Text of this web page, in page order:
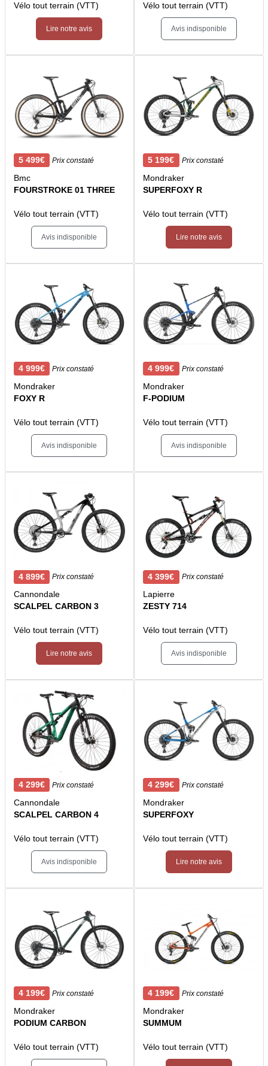
Vélo tout terrain (VTT)
Lire notre avis
Vélo tout terrain (VTT)
Avis indisponible
5 499€ Prix constaté
Bmc
FOURSTROKE 01 THREE
Vélo tout terrain (VTT)
Avis indisponible
5 199€ Prix constaté
Mondraker
SUPERFOXY R
Vélo tout terrain (VTT)
Lire notre avis
4 999€ Prix constaté
Mondraker
FOXY R
Vélo tout terrain (VTT)
Avis indisponible
4 999€ Prix constaté
Mondraker
F-PODIUM
Vélo tout terrain (VTT)
Avis indisponible
4 899€ Prix constaté
Cannondale
SCALPEL CARBON 3
Vélo tout terrain (VTT)
Lire notre avis
4 399€ Prix constaté
Lapierre
ZESTY 714
Vélo tout terrain (VTT)
Avis indisponible
4 299€ Prix constaté
Cannondale
SCALPEL CARBON 4
Vélo tout terrain (VTT)
Avis indisponible
4 299€ Prix constaté
Mondraker
SUPERFOXY
Vélo tout terrain (VTT)
Lire notre avis
4 199€ Prix constaté
Mondraker
PODIUM CARBON
Vélo tout terrain (VTT)
4 199€ Prix constaté
Mondraker
SUMMUM
Vélo tout terrain (VTT)